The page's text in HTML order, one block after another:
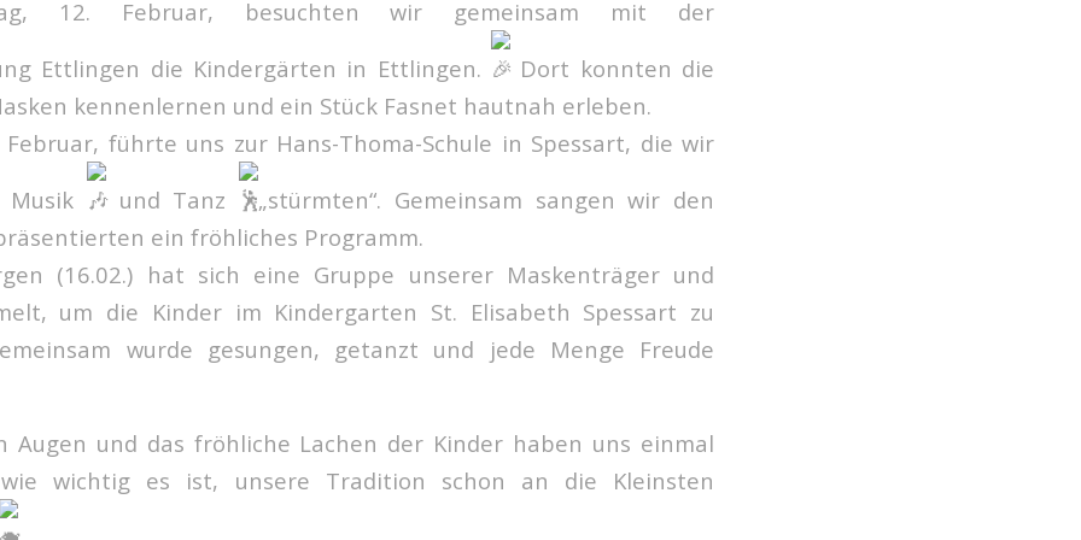
12. Februar, besuchten wir gemeinsam mit der
Ettlingen die Kindergärten in Ettlingen.
Dort konnten die
kennenlernen und ein Stück Fasnet hautnah erleben.
führte uns zur Hans-Thoma-Schule in Spessart, die wir
und Tanz
„stürmten“. Gemeinsam sangen wir den
ein fröhliches Programm.
(16.02.) hat sich eine Gruppe unserer Maskenträger und
um die Kinder im Kindergarten St. Elisabeth Spessart zu
wurde gesungen, getanzt und jede Menge Freude
Augen und das fröhliche Lachen der Kinder haben uns einmal
wichtig es ist, unsere Tradition schon an die Kleinsten